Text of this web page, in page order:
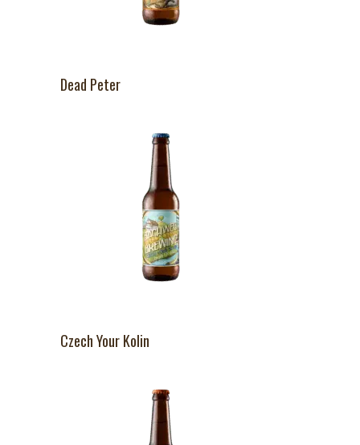
Dead Peter
Czech Your Kolin